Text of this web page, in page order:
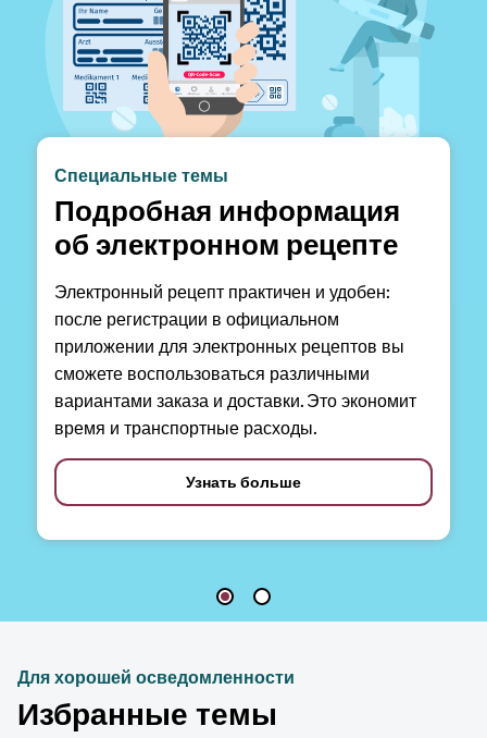
Специальные темы
Подробная информация
об электронном рецепте
Электронный рецепт практичен и удобен:
после регистрации в официальном
приложении для электронных рецептов вы
сможете воспользоваться различными
вариантами заказа и доставки. Это экономит
время и транспортные расходы.
Узнать больше
Для хорошей осведомленности
Избранные темы